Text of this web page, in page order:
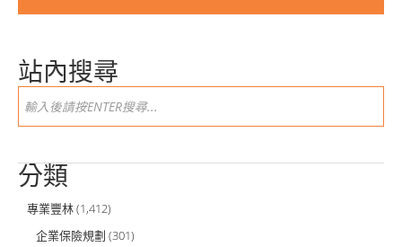
站內搜尋
分類
專業豐林(1,412)
企業保險規劃 (301)